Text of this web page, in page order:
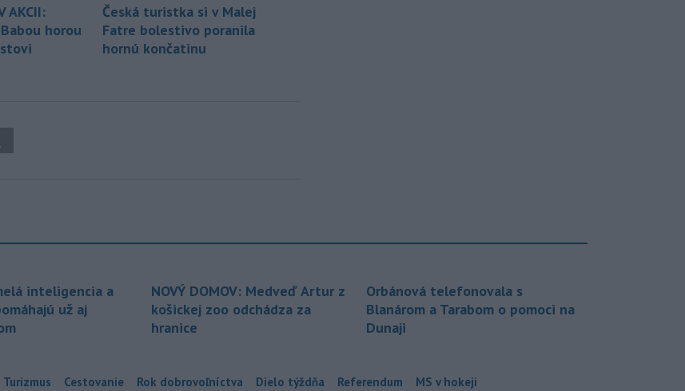
AKCII:
horou
Česká turistka si v Malej
Fatre bolestivo poranila
hornú končatinu
inteligencia a
už aj
NOVÝ DOMOV: Medveď Artur z
košickej zoo odchádza za
hranice
Orbánová telefonovala s
Blanárom a Tarabom o pomoci na
Dunaji
Turizmus Cestovanie Rok dobrovoľníctva Dielo týždňa Referendum MS v hokeji